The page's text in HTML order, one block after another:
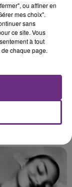
dans
un poids
femme
ou affiner en
mes choix".
sans
ce site. Vous
à tout
chaque page.